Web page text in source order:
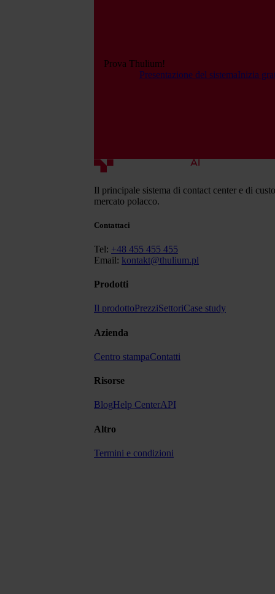
Prova Thulium!
Presentazione del sistemaInizia
Il principale sistema di contact center e di
mercato polacco.
Contattaci
Tel: +48 455 455 455
Email: kontakt@thulium.pl
Prodotti
Il prodottoPrezziSettoriCase study
Azienda
Centro stampaContatti
Risorse
BlogHelp CenterAPI
Altro
Termini e condizioni